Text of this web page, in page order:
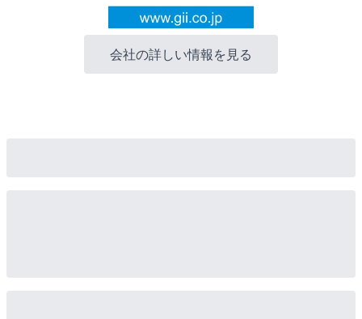
会社の詳しい情報を見る